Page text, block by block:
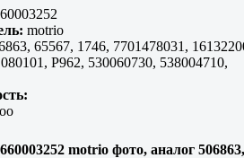
motrio
65567, 1746, 7701478031,
P962, 530060730, 538004710,
motrio фото, аналог